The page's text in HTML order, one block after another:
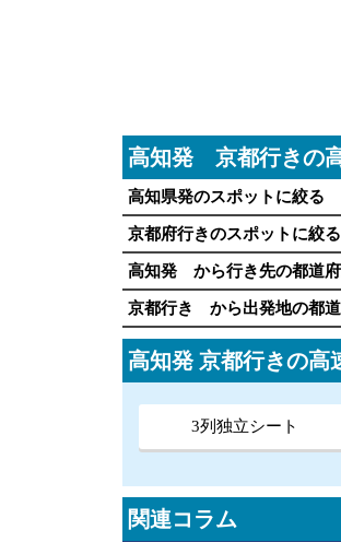
高知発 京都行きの
高知県発のスポットに絞る
京都府行きのスポットに絞る
高知発 から行き先の都道
京都行き から出発地の都
高知発 京都行きの高
3列独立シート
関連コラム